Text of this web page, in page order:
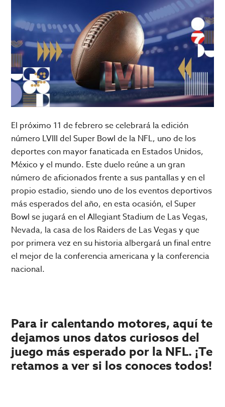
El próximo 11 de febrero se celebrará la edición
número LVIII del Super Bowl de la NFL, uno de los
deportes con mayor fanaticada en Estados Unidos,
México y el mundo. Este duelo reúne a un gran
número de aficionados frente a sus pantallas y en el
propio estadio, siendo uno de los eventos deportivos
más esperados del año, en esta ocasión, el Super
Bowl se jugará en el Allegiant Stadium de Las Vegas,
Nevada, la casa de los Raiders de Las Vegas y que
por primera vez en su historia albergará un final entre
el mejor de la conferencia americana y la conferencia
nacional.
Para ir calentando motores, aquí te
dejamos unos datos curiosos del
juego más esperado por la NFL. ¡Te
retamos a ver si los conoces todos!